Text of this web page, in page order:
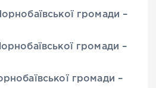
громади –
громади –
громади –